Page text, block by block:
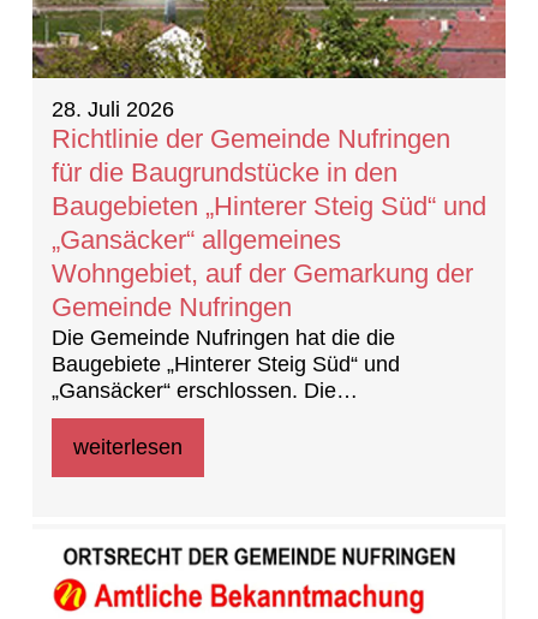
28. Juli 2026
Richtlinie der Gemeinde Nufringen
für die Baugrundstücke in den
Baugebieten „Hinterer Steig Süd“ und
„Gansäcker“ allgemeines
Wohngebiet, auf der Gemarkung der
Gemeinde Nufringen
Die Gemeinde Nufringen hat die die
Baugebiete „Hinterer Steig Süd“ und
„Gansäcker“ erschlossen. Die
Baufeldfreigabe erfolgte am 21. Mai 2026.
Die Grundstücke sind weiterhin im Eigentum
weiterlesen